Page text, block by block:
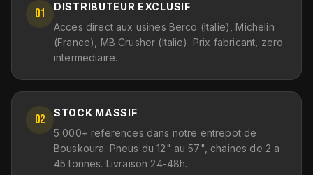
01
DISTRIBUTEUR EXCLUSIF
Acces direct aux usines Berco (Italie), Michelin
(France), MB Crusher (Italie). Prix fabricant, zero
intermediaire.
02
STOCK MASSIF
5 000+ references dans notre entrepot de
Bouskoura. Pneus du 12" au 57", chaines de 2 a
45 tonnes. Livraison 24-48h.